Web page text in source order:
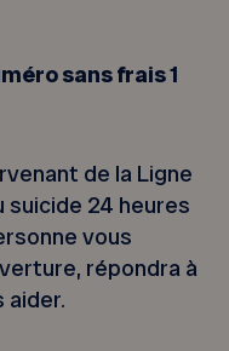
sans frais 1
de la Ligne
24 heures
vous
répondra à
aider.